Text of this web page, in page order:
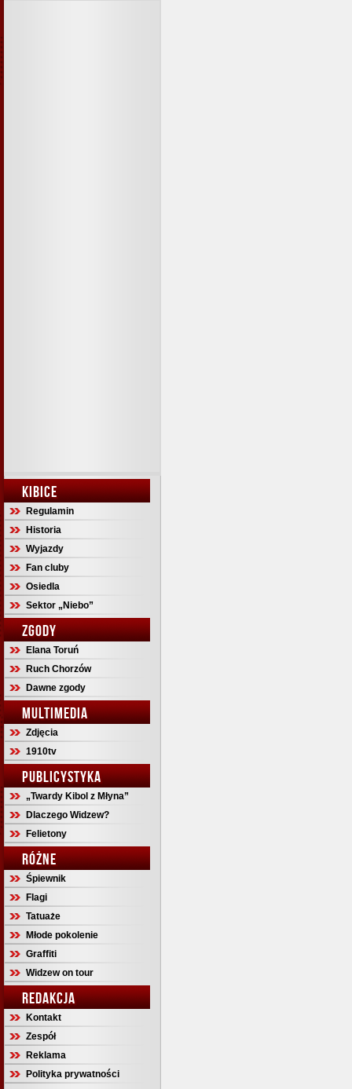
KIBICE
Regulamin
Historia
Wyjazdy
Fan cluby
Osiedla
Sektor „Niebo”
ZGODY
Elana Toruń
Ruch Chorzów
Dawne zgody
MULTIMEDIA
Zdjęcia
1910tv
PUBLICYSTYKA
„Twardy Kibol z Młyna”
Dlaczego Widzew?
Felietony
RÓŻNE
Śpiewnik
Flagi
Tatuaże
Młode pokolenie
Graffiti
Widzew on tour
REDAKCJA
Kontakt
Zespół
Reklama
Polityka prywatności